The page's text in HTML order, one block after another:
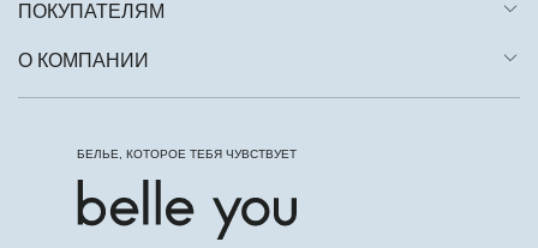
ПОКУПАТЕЛЯМ
О КОМПАНИИ
БЕЛЬЕ, КОТОРОЕ ТЕБЯ ЧУВСТВУЕТ